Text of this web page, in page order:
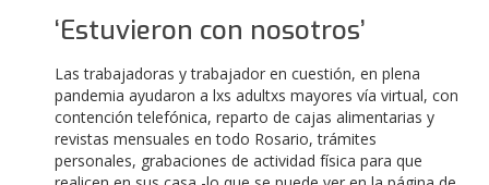
‘Estuvieron con nosotros’
Las trabajadoras y trabajador en cuestión, en plena
pandemia ayudaron a lxs adultxs mayores vía virtual, con
contención telefónica, reparto de cajas alimentarias y
revistas mensuales en todo Rosario, trámites
personales, grabaciones de actividad física para que